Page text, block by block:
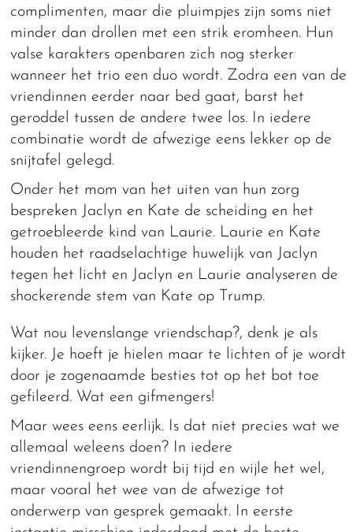
complimenten, maar die pluimpjes zijn soms niet
minder dan drollen met een strik eromheen. Hun
valse karakters openbaren zich nog sterker
wanneer het trio een duo wordt. Zodra een van de
vriendinnen eerder naar bed gaat, barst het
geroddel tussen de andere twee los. In iedere
combinatie wordt de afwezige eens lekker op de
snijtafel gelegd.
Onder het mom van het uiten van hun zorg
bespreken Jaclyn en Kate de scheiding en het
getroebleerde kind van Laurie. Laurie en Kate
houden het raadselachtige huwelijk van Jaclyn
tegen het licht en Jaclyn en Laurie analyseren de
shockerende stem van Kate op Trump.
Wat nou levenslange vriendschap?, denk je als
kijker. Je hoeft je hielen maar te lichten of je wordt
door je zogenaamde besties tot op het bot toe
gefileerd. Wat een gifmengers!
Maar wees eens eerlijk. Is dat niet precies wat we
allemaal weleens doen? In iedere
vriendinnengroep wordt bij tijd en wijle het wel,
maar vooral het wee van de afwezige tot
onderwerp van gesprek gemaakt. In eerste